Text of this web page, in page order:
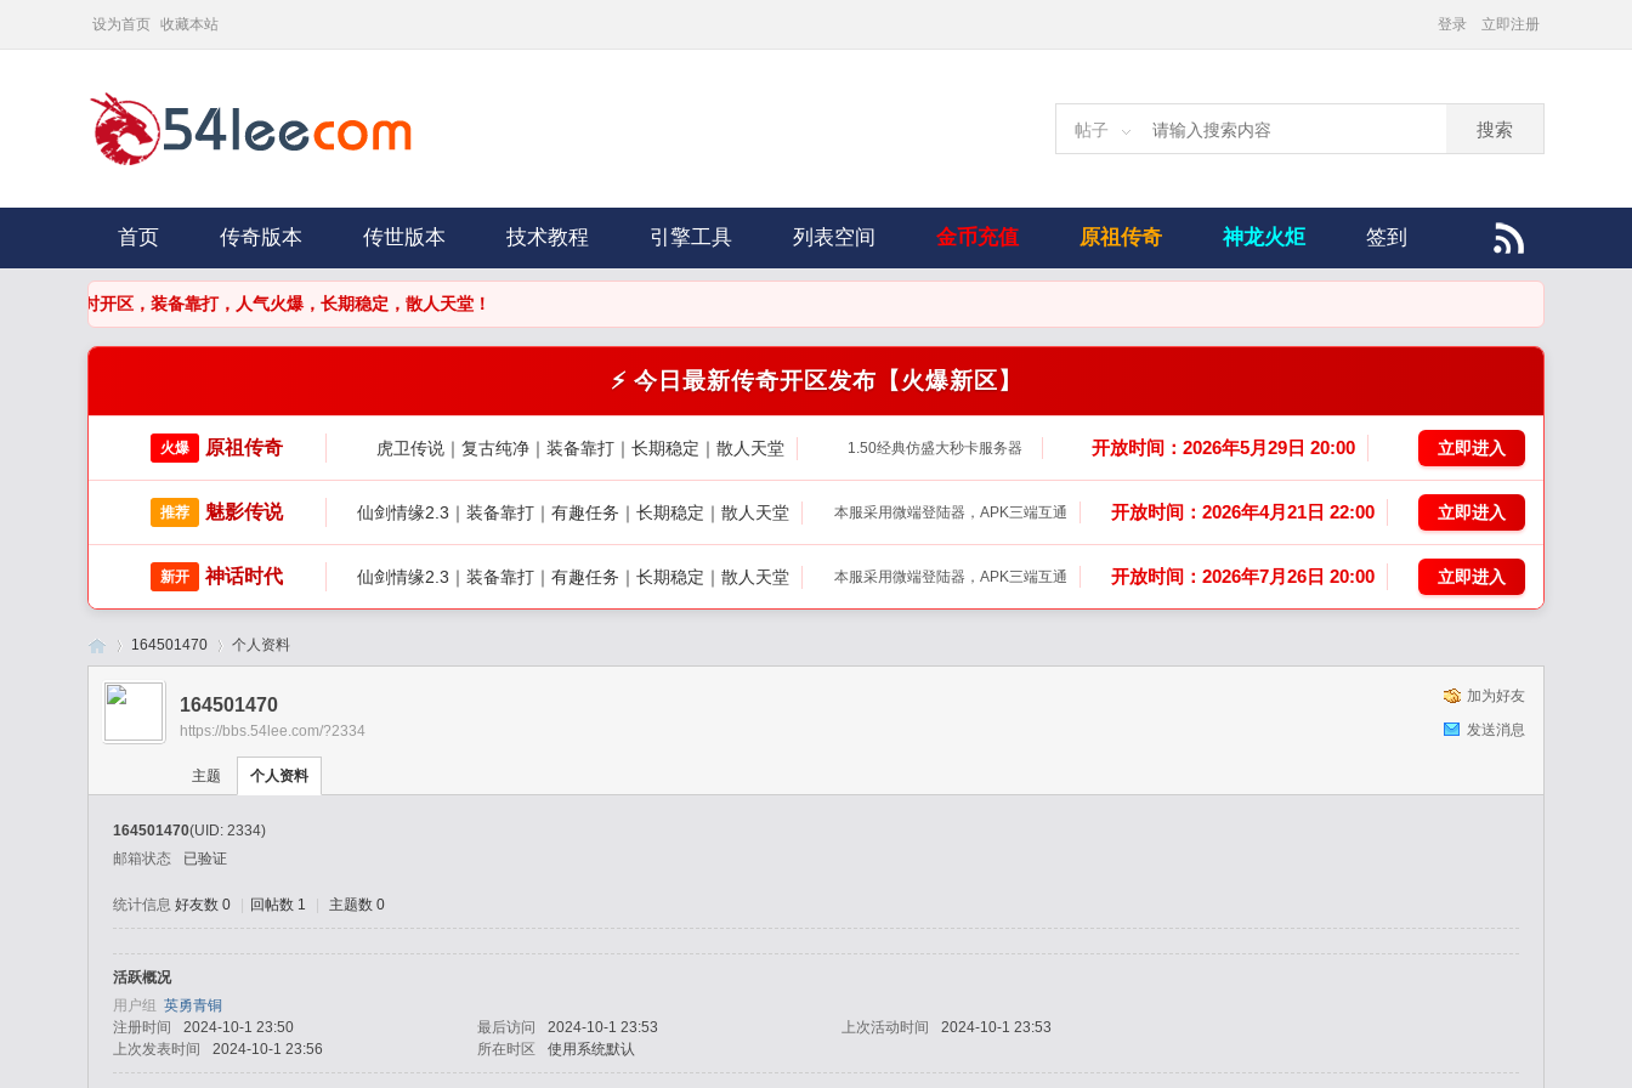
设为首页 收藏本站 登录 立即注册
帖子 搜索
首页 传奇版本 传世版本 技术教程 引擎工具 列表空间 金币充值 原祖传奇 神龙火炬 签到
日准时开区，装备靠打，人气火爆，长期稳定，散人天堂！
⚡ 今日最新传奇开区发布【火爆新区】
火爆 原祖传奇 虎卫传说｜复古纯净｜装备靠打｜长期稳定｜散人天堂 1.50经典仿盛大秒卡服务器 开放时间：2026年5月29日 20:00 立即进入
推荐 魅影传说 仙剑情缘2.3｜装备靠打｜有趣任务｜长期稳定｜散人天堂 本服采用微端登陆器，APK三端互通 开放时间：2026年4月21日 22:00 立即进入
新开 神话时代 仙剑情缘2.3｜装备靠打｜有趣任务｜长期稳定｜散人天堂 本服采用微端登陆器，APK三端互通 开放时间：2026年7月26日 20:00 立即进入
›
164501470 个人资料
加为好友
发送消息
164501470
https://bbs.54lee.com/?2334
主题 个人资料
164501470(UID: 2334)
邮箱状态
已验证
统计信息 好友数 0 回帖数 1 主题数 0
活跃概况
用户组 英勇青铜
注册时间
2024-10-1 23:50 最后访问 2024-10-1 23:53 上次活动时间
2024-10-1 23:53
上次发表时间
2024-10-1 23:56 所在时区 使用系统默认